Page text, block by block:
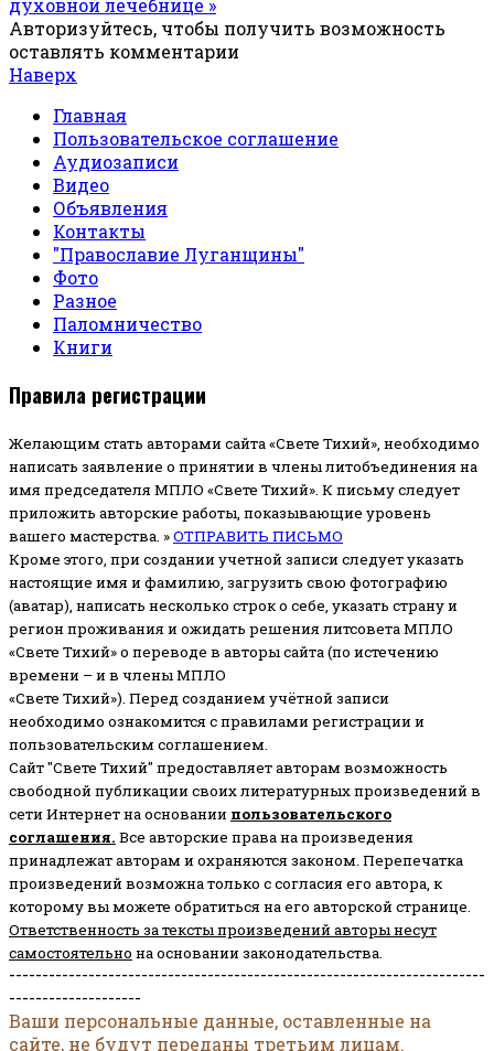
духовной лечебнице »
Авторизуйтесь, чтобы получить возможность
оставлять комментарии
Наверх
Главная
Пользовательское соглашение
Аудиозаписи
Видео
Объявления
Контакты
"Православие Луганщины"
Фото
Разное
Паломничество
Книги
Правила регистрации
Желающим стать авторами сайта «Свете Тихий», необходимо
написать заявление о принятии в члены литобъединения на
имя председателя МПЛО «Свете Тихий». К письму следует
приложить авторские работы, показывающие уровень
вашего мастерства. »ОТПРАВИТЬ ПИСЬМО
Кроме этого, при создании учетной записи следует указать
настоящие имя и фамилию, загрузить свою фотографию
(аватар), написать несколько строк о себе, указать страну и
регион проживания и ожидать решения литсовета МПЛО
«Свете Тихий» о переводе в авторы сайта (по истечению
времени – и в члены МПЛО
«Свете Тихий»). Перед созданием учётной записи
необходимо ознакомится с правилами регистрации и
пользовательским соглашением.
Сайт "Свете Тихий" предоставляет авторам возможность
свободной публикации своих литературных произведений в
сети Интернет на основании пользовательского
соглашения. Все авторские права на произведения
принадлежат авторам и охраняются законом. Перепечатка
произведений возможна только с согласия его автора, к
которому вы можете обратиться на его авторской странице.
Ответственность за тексты произведений авторы несут
самостоятельно на основании законодательства.
------------------------------------------------------------------------
--------------------
Ваши персональные данные, оставленные на
сайте, не будут переданы третьим лицам.